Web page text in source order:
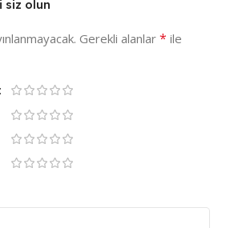
siz olun
Gerekli alanlar * ile